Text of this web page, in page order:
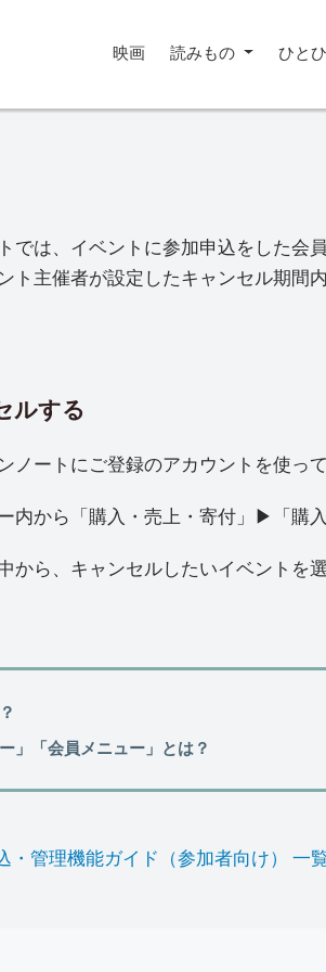
映画 読みもの ひと
では、イベントに参加申込をした会
ト主催者が設定したキャンセル期間
ルする
ノートにご登録のアカウントを使っ
内から「購入・売上・寄付」▶︎「購
から、キャンセルしたいイベントを
」「会員メニュー」とは？
・管理機能ガイド（参加者向け） 一